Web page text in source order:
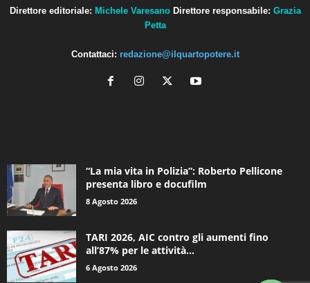
Direttore editoriale: Michele Varesano Direttore responsabile: Grazia
Petta
Contattaci: redazione@ilquartopotere.it
“La mia vita in Polizia”: Roberto Pellicone
presenta libro e docufilm
8 Agosto 2026
TARI 2026, AIC contro gli aumenti fino
all’87% per le attività...
6 Agosto 2026